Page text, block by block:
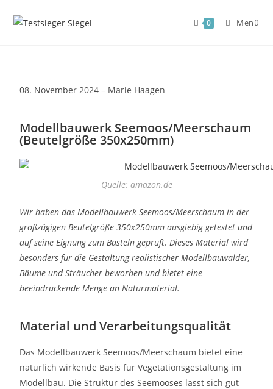
0 Menü
08. November 2024 – Marie Haagen
Modellbauwerk Seemoos/Meerschaum
(Beutelgröße 350x250mm)
Quelle: amazon.de
Wir haben das Modellbauwerk Seemoos/Meerschaum in der
großzügigen Beutelgröße 350x250mm ausgiebig getestet und
auf seine Eignung zum Basteln geprüft. Dieses Material wird
besonders für die Gestaltung realistischer Modellbauwälder,
Bäume und Sträucher beworben und bietet eine
beeindruckende Menge an Naturmaterial.
Material und Verarbeitungsqualität
Das Modellbauwerk Seemoos/Meerschaum bietet eine
natürlich wirkende Basis für Vegetationsgestaltung im
Modellbau. Die Struktur des Seemooses lässt sich gut